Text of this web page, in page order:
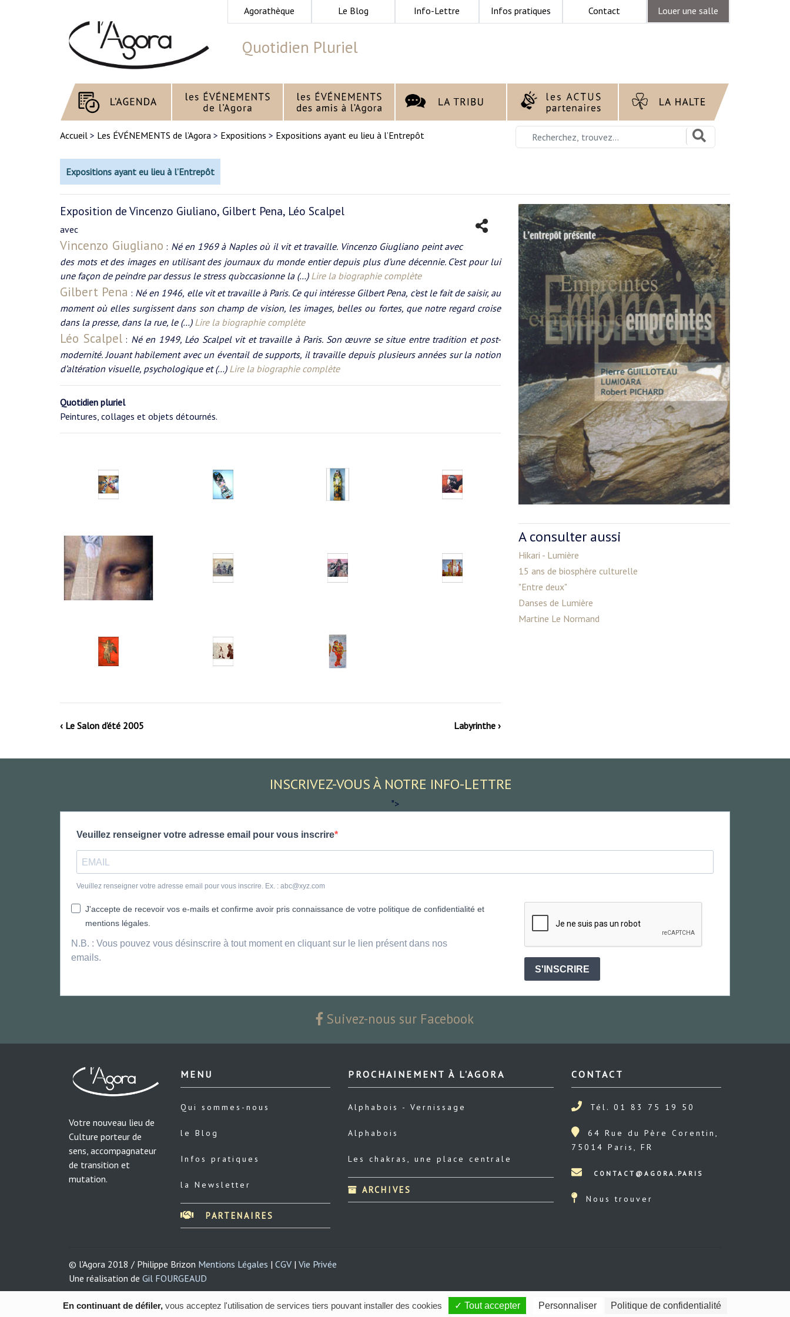
Agorathèque Le Blog Info-Lettre Infos pratiques Contact Louer une salle
Quotidien Pluriel
Accueil > Les ÉVÉNEMENTS de l’Agora > Expositions > Expositions ayant eu lieu à l’Entrepôt
Expositions ayant eu lieu à l’Entrepôt
Exposition de Vincenzo Giuliano, Gilbert Pena, Léo Scalpel
avec
Vincenzo Giugliano : Né en 1969 à Naples où il vit et travaille. Vincenzo Giugliano peint avec
des mots et des images en utilisant des journaux du monde entier depuis plus d’une décennie. C’est pour lui
une façon de peindre par dessus le stress qu’occasionne la (…) Lire la biographie complète
Gilbert Pena : Né en 1946, elle vit et travaille à Paris. Ce qui intéresse Gilbert Pena, c’est le fait de saisir, au
moment où elles surgissent dans son champ de vision, les images, belles ou fortes, que notre regard croise
dans la presse, dans la rue, le (…) Lire la biographie complète
Léo Scalpel: Né en 1949, Léo Scalpel vit et travaille à Paris. Son œuvre se situe entre tradition et post-
modernité. Jouant habilement avec un éventail de supports, il travaille depuis plusieurs années sur la notion
d’altération visuelle, psychologique et (…) Lire la biographie complète
Quotidien pluriel
Peintures, collages et objets détournés.
‹ Le Salon d’été 2005 Labyrinthe ›
A consulter aussi
Hikari - Lumière
15 ans de biosphère culturelle
"Entre deux"
Danses de Lumière
Martine Le Normand
INSCRIVEZ-VOUS À NOTRE INFO-LETTRE
">
Veuillez renseigner votre adresse email pour vous inscrire
Veuillez renseigner votre adresse email pour vous inscrire. Ex. : abc@xyz.com
J'accepte de recevoir vos e-mails et confirme avoir pris connaissance de votre politique de confidentialité et
mentions légales.
N.B. : Vous pouvez vous désinscrire à tout moment en cliquant sur le lien présent dans nos
emails.
S'INSCRIRE
Suivez-nous sur Facebook
Votre nouveau lieu de
Culture porteur de
sens, accompagnateur
de transition et
mutation.
MENU
Qui sommes-nous
le Blog
Infos pratiques
la Newsletter
PARTENAIRES
PROCHAINEMENT À L'AGORA
Alphabois - Vernissage
Alphabois
Les chakras, une place centrale
ARCHIVES
CONTACT
Tél. 01 83 75 19 50
64 Rue du Père Corentin,
75014 Paris, FR
Nous trouver
© l'Agora 2018 / Philippe Brizon Mentions Légales | CGV | Vie Privée
Une réalisation de Gil FOURGEAUD
En continuant de défiler, vous acceptez l'utilisation de services tiers pouvant installer des cookies ✓ Tout accepter Personnaliser Politique de confidentialité